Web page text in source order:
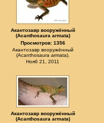
Акантозавр вооружённый
(Acanthosaura armata)
Просмотров: 1356
Акантозавр вооружённый
(Acanthosaura armata).
Нояб 21, 2011
Акантозавр вооружённый
(Acanthosaura armata)